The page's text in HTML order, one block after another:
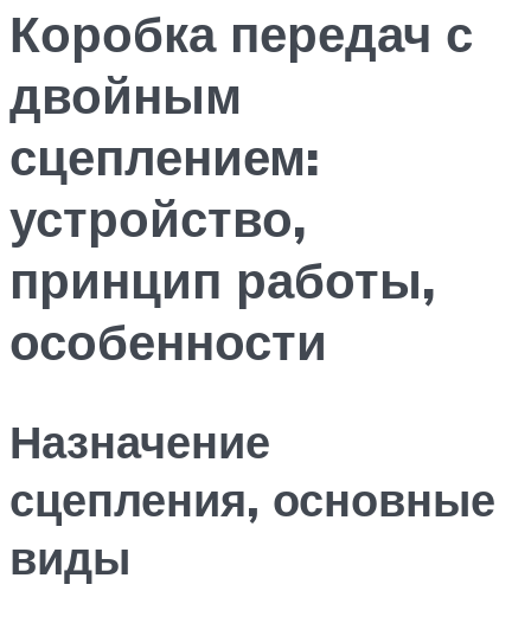
Коробка передач с
двойным
сцеплением:
устройство,
принцип работы,
особенности
Назначение
сцепления, основные
виды